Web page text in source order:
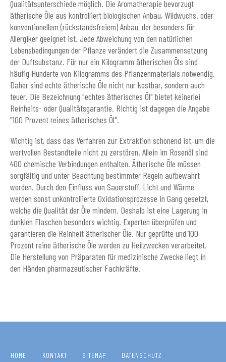
Qualitätsunterschiede möglich. Die Aromatherapie bevorzugt
ätherische Öle aus kontrolliert biologischen Anbau, Wildwuchs. oder
konventionellem (rückstandsfreiem) Anbau, der besonders für
Allergiker geeignet ist. Jede Abweichung von den natürlichen
Lebensbedingungen der Pflanze verändert die Zusammensetzung
der Duftsubstanz. Für nur ein Kilogramm ätherischen Öls sind
häufig Hunderte von Kilogramms des Pflanzenmaterials notwendig.
Daher sind echte ätherische Öle nicht nur kostbar, sondern auch
teuer. Die Bezeichnung "echtes ätherisches Öl" bietet keinerlei
Reinheits- oder Qualitätsgarantie. Richtig ist dagegen die Angabe
"100 Prozent reines ätherisches Öl".
Wichtig ist, dass das Verfahren zur Extraktion schonend ist, um die
wertvollen Bestandteile nicht zu zerstören. Allein im Rosenöl sind
400 chemische Verbindungen enthalten. Ätherische Öle müssen
sorgfältig und unter Beachtung bestimmter Regeln aufbewahrt
werden. Durch den Einfluss von Sauerstoff, Licht und Wärme
werden sonst unkontrollierte Oxidationsprozesse in Gang gesetzt,
welche die Qualität der Öle mindern. Deshalb ist eine Lagerung in
dunklen Flaschen besonders wichtig. Experten überprüfen und
garantieren die Reinheit ätherischer Öle. Nur geprüfte und 100
Prozent reine ätherische Öle werden zu Heilzwecken verarbeitet.
Die Herstellung von Präparaten für medizinische Zwecke liegt in
den Händen pharmazeutischer Fachkräfte.
HOME KONTAKT SITEMAP
DATENSCHUTZ